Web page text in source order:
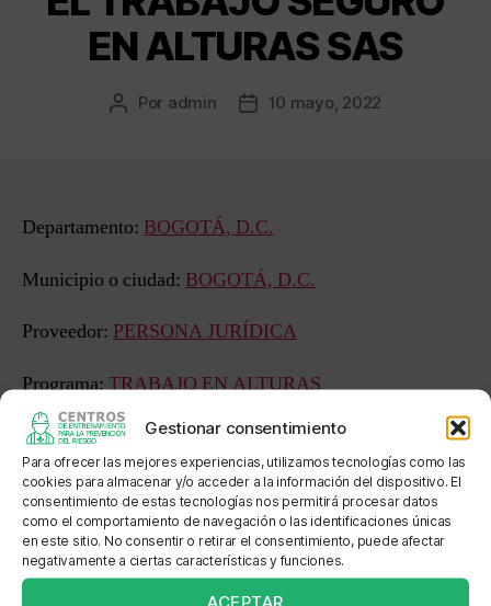
Gestionar consentimiento
Para ofrecer las mejores experiencias, utilizamos tecnologías como las
cookies para almacenar y/o acceder a la información del dispositivo. El
consentimiento de estas tecnologías nos permitirá procesar datos
como el comportamiento de navegación o las identificaciones únicas
en este sitio. No consentir o retirar el consentimiento, puede afectar
negativamente a ciertas características y funciones.
ACEPTAR
EN ALTURAS SAS
Autor
Por admin
Fecha10 mayo, 2022
Departamento: BOGOTÁ, D.C.
Municipio o ciudad: BOGOTÁ, D.C.
Proveedor: PERSONA JURÍDICA
Programa:TRABAJO EN ALTURAS
Estado:APROBADO FORMACIÓN EN EMPRESA
Sede: CHAPINERO
Dirección: calle 71 Nº 21 44
Localización: 5 cuadras al occidente de la estación calle